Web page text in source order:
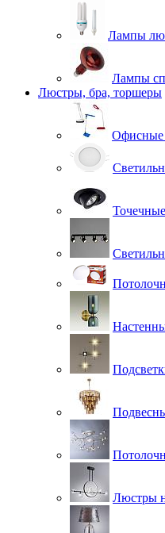
Лампы
Лампы
Люстры, бра, торшеры
Офисные
Люстры